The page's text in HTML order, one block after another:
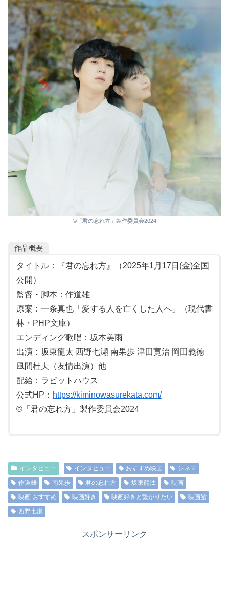
©「君の忘れ方」製作委員会2024
作品概要
タイトル：『君の忘れ方』（2025年1月17日(金)全国
公開）
監督・脚本：作道雄
原案：一条真也「愛する人を亡くした人へ」（現代書
林・PHP文庫）
エンディング歌唱：坂本美雨
出演：坂東龍太 西野七瀬 南果歩 津田寛治 岡田義徳
風間杜夫（友情出演）他
配給：ラビットハウス
公式HP： https://kiminowasurekata.com/
©「君の忘れ方」製作委員会2024
インタビュー インタビュー おすすめ映画
シネマ
作道雄
南果歩 君の忘れ方 坂東龍汰
映画
映画 おすすめ
映画好き 映画好きと繋がりたい
映画館
西野七瀬
スポンサーリンク